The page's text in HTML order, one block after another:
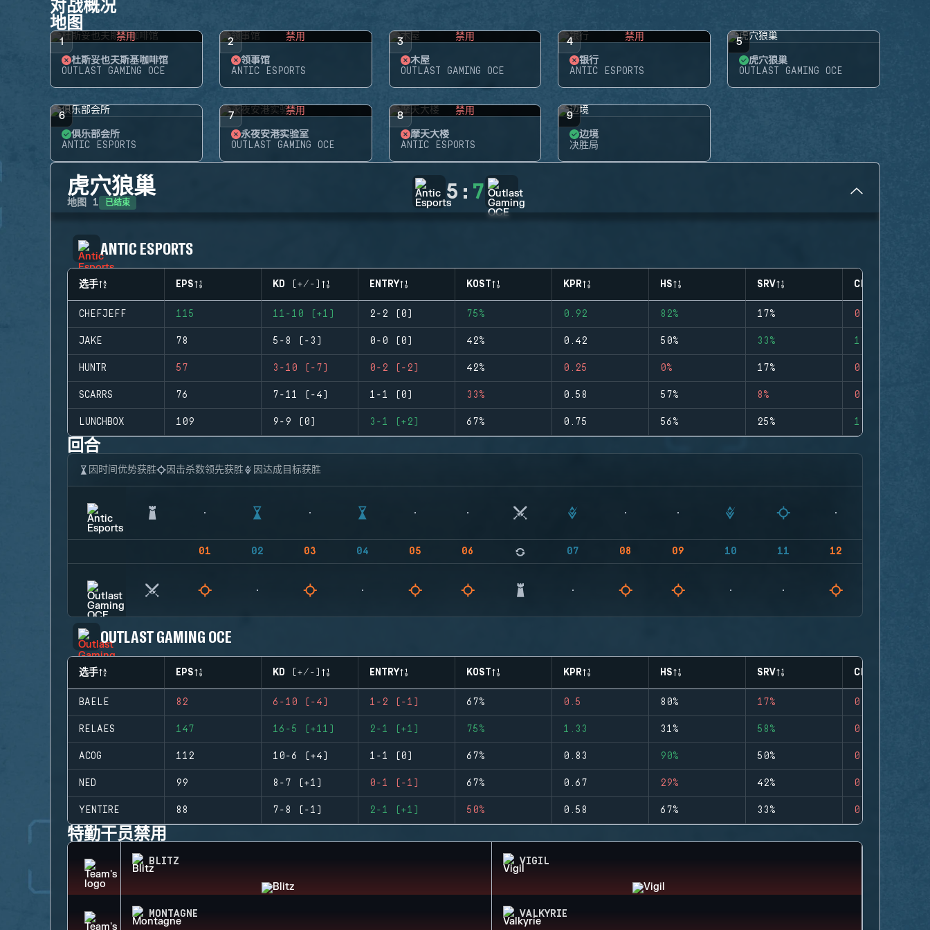
对战概况
地图
1 禁用
杜斯妥也夫斯基咖啡馆
OUTLAST GAMING OCE
2 禁用
领事馆
ANTIC ESPORTS
3 禁用
木屋
OUTLAST GAMING OCE
4 禁用
银行
ANTIC ESPORTS
5
虎穴狼巢
OUTLAST GAMING OCE
6
俱乐部会所
ANTIC ESPORTS
7 禁用
永夜安港实验室
OUTLAST GAMING OCE
8 禁用
摩天大楼
ANTIC ESPORTS
9
边境
决胜局
虎穴狼巢
地图 1 已结束 5 : 7
ANTIC ESPORTS
选手 EPS KD (+/-) ENTRY KOST KPR HS SRV CLUTCHES
CHEFJEFF 115 11-10 (+1) 2-2 (0) 75% 0.92 82% 17% 0
JAKE 78 5-8 (-3) 0-0 (0) 42% 0.42 50% 33% 1
HUNTR 57 3-10 (-7) 0-2 (-2) 42% 0.25 0% 17% 0
SCARRS 76 7-11 (-4) 1-1 (0) 33% 0.58 57% 8% 0
LUNCHBOX 109 9-9 (0) 3-1 (+2) 67% 0.75 56% 25% 1
回合
因时间优势获胜 因击杀数领先获胜 因达成目标获胜
01 02 03 04 05 06 07 08 09 10 11 12
OUTLAST GAMING OCE
选手 EPS KD (+/-) ENTRY KOST KPR HS SRV CLUTCHES
BAELE 82 6-10 (-4) 1-2 (-1) 67% 0.5 80% 17% 0
RELAES 147 16-5 (+11) 2-1 (+1) 75% 1.33 31% 58% 0
ACOG 112 10-6 (+4) 1-1 (0) 67% 0.83 90% 50% 0
NED 99 8-7 (+1) 0-1 (-1) 67% 0.67 29% 42% 0
YENTIRE 88 7-8 (-1) 2-1 (+1) 50% 0.58 67% 33% 0
特勤干员禁用
BLITZ VIGIL
MONTAGNE VALKYRIE